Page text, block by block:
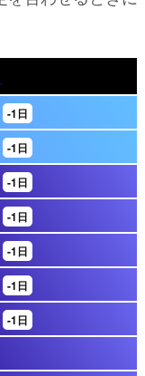
-1日
-1日
-1日
-1日
-1日
-1日
-1日